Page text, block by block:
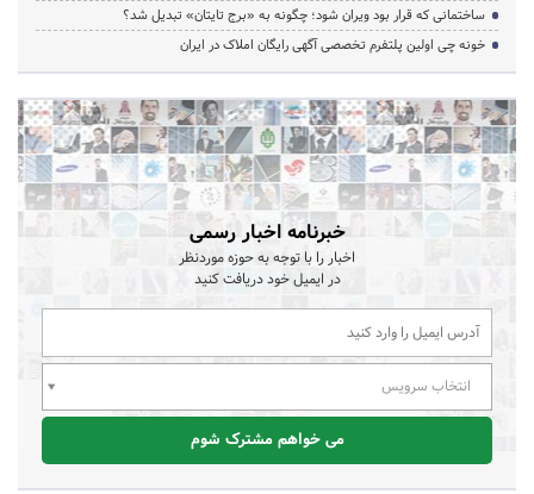
ساختمانی که قرار بود ویران شود؛ چگونه به «برج تایتان» تبدیل شد؟
خونه چی اولین پلتفرم تخصصی آگهی رایگان املاک در ایران
خبرنامه اخبار رسمی
اخبار را با توجه به حوزه موردنظر
در ایمیل خود دریافت کنید
انتخاب سرویس
می خواهم مشترک شوم